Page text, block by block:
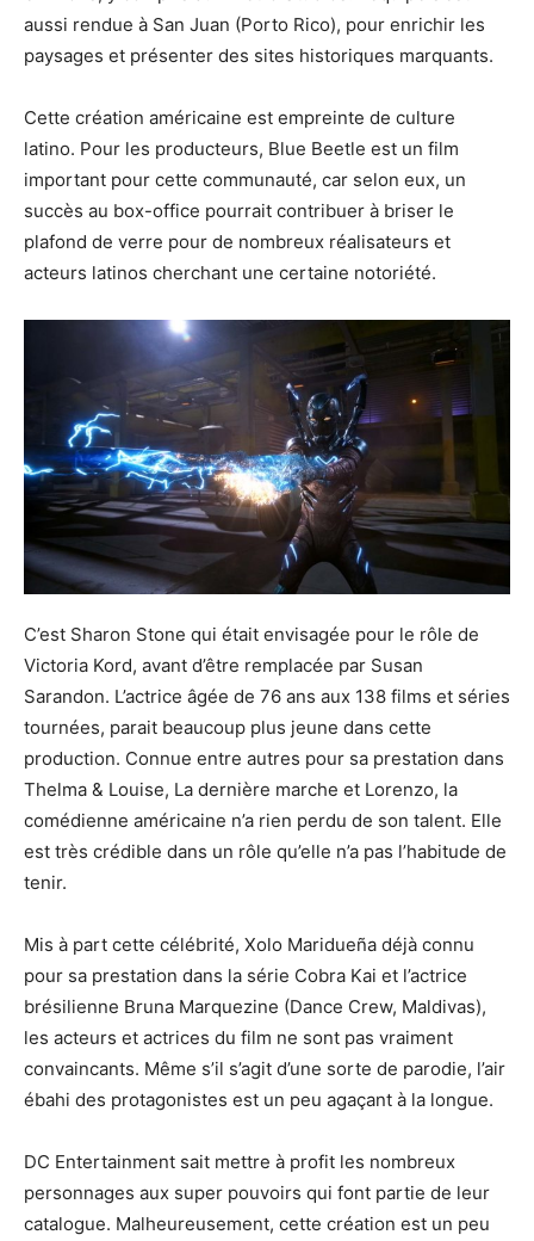
aussi rendue à San Juan (Porto Rico), pour enrichir les
paysages et présenter des sites historiques marquants.
Cette création américaine est empreinte de culture
latino. Pour les producteurs, Blue Beetle est un film
important pour cette communauté, car selon eux, un
succès au box-office pourrait contribuer à briser le
plafond de verre pour de nombreux réalisateurs et
acteurs latinos cherchant une certaine notoriété.
C’est Sharon Stone qui était envisagée pour le rôle de
Victoria Kord, avant d’être remplacée par Susan
Sarandon. L’actrice âgée de 76 ans aux 138 films et séries
tournées, parait beaucoup plus jeune dans cette
production. Connue entre autres pour sa prestation dans
Thelma & Louise, La dernière marche et Lorenzo, la
comédienne américaine n’a rien perdu de son talent. Elle
est très crédible dans un rôle qu’elle n’a pas l’habitude de
tenir.
Mis à part cette célébrité, Xolo Maridueña déjà connu
pour sa prestation dans la série Cobra Kai et l’actrice
brésilienne Bruna Marquezine (Dance Crew, Maldivas),
les acteurs et actrices du film ne sont pas vraiment
convaincants. Même s’il s’agit d’une sorte de parodie, l’air
ébahi des protagonistes est un peu agaçant à la longue.
DC Entertainment sait mettre à profit les nombreux
personnages aux super pouvoirs qui font partie de leur
catalogue. Malheureusement, cette création est un peu